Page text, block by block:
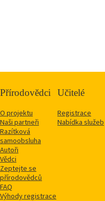
Přírodovědci
O projektu
Naši partneři
Razítková
samoobsluha
Autoři
Vědci
Zeptejte se
přírodovědců
FAQ
Výhody registrace
Učitelé
Registrace
Nabídka služeb